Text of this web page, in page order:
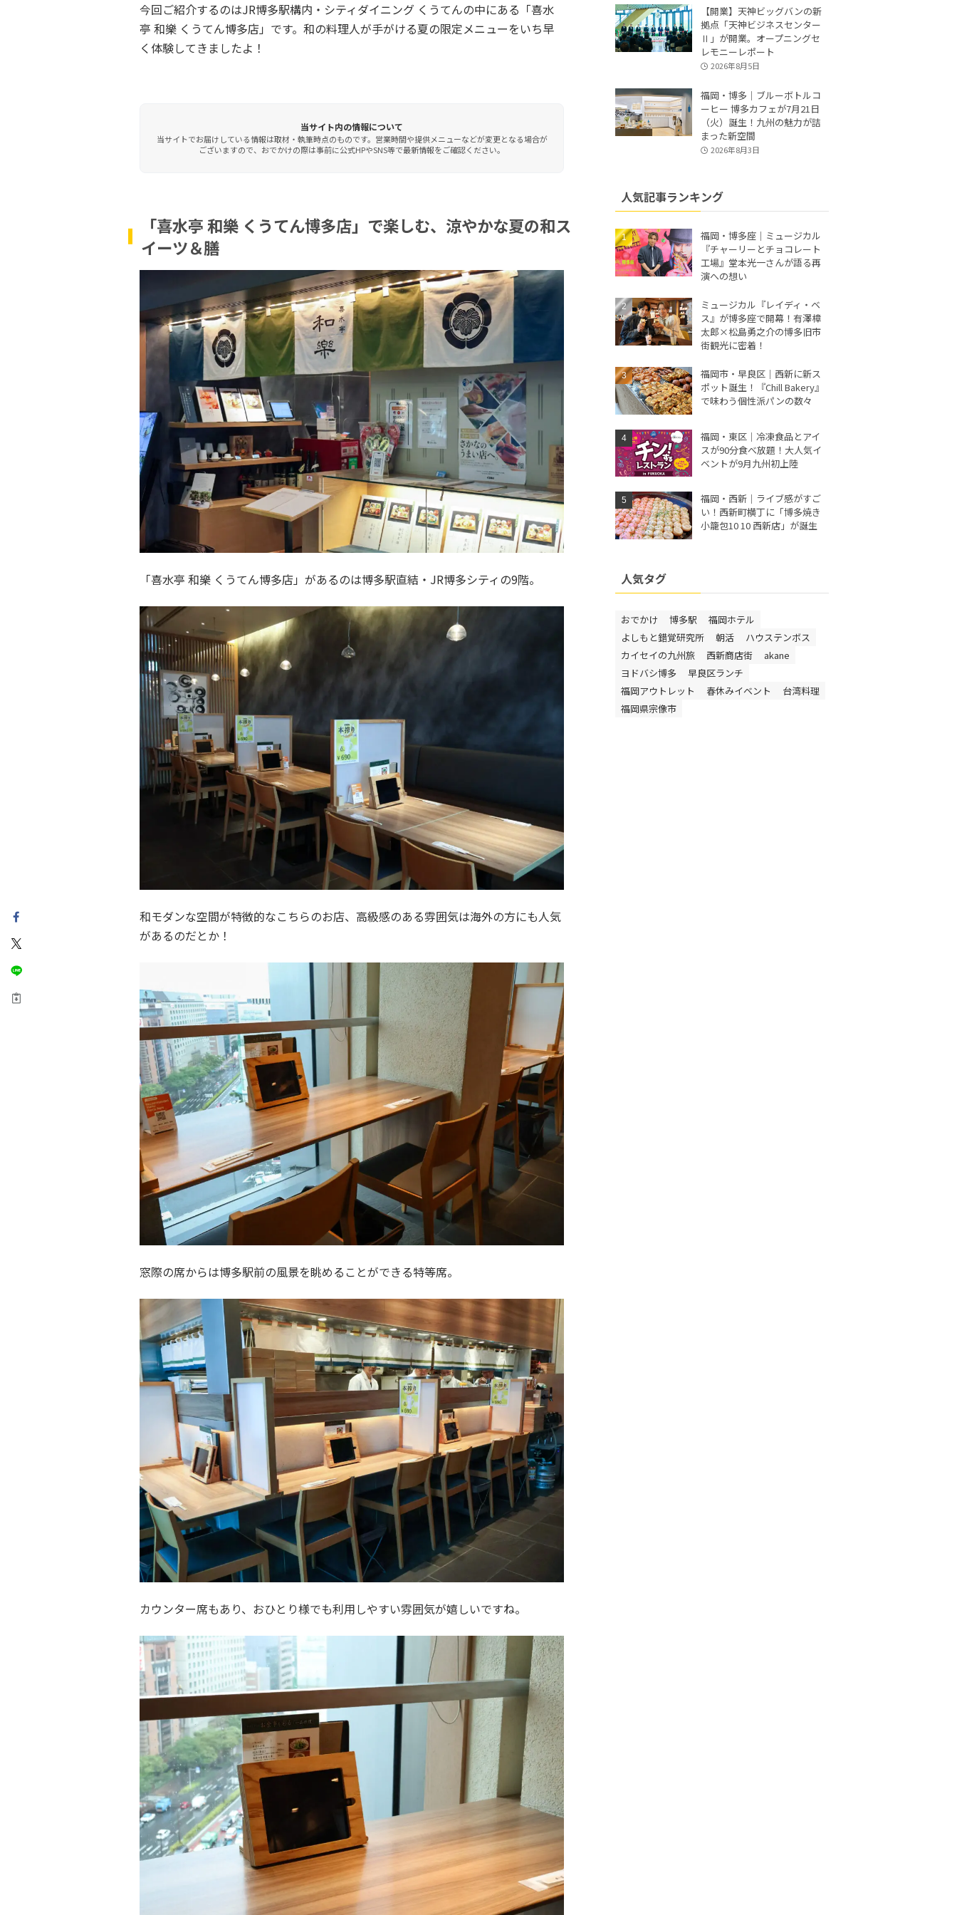
今回ご紹介するのはJR博多駅構内・シティダイニング くうてんの中にある「喜水
亭 和樂 くうてん博多店」です。和の料理人が手がける夏の限定メニューをいち早
く体験してきましたよ！
当サイト内の情報について
当サイトでお届けしている情報は取材・執筆時点のものです。営業時間や提供メニューなどが変更となる場合が
ございますので、おでかけの際は事前に公式HPやSNS等で最新情報をご確認ください。
「喜水亭 和樂 くうてん博多店」で楽しむ、涼やかな夏の和ス
イーツ＆膳
「喜水亭 和樂 くうてん博多店」があるのは博多駅直結・JR博多シティの9階。
和モダンな空間が特徴的なこちらのお店、高級感のある雰囲気は海外の方にも人気
があるのだとか！
窓際の席からは博多駅前の風景を眺めることができる特等席。
カウンター席もあり、おひとり様でも利用しやすい雰囲気が嬉しいですね。
【開業】天神ビッグバンの新
拠点「天神ビジネスセンター
Ⅱ」が開業。オープニングセ
レモニーレポート
2026年8月5日
福岡・博多｜ブルーボトルコ
ーヒー 博多カフェが7月21日
（火）誕生！九州の魅力が詰
まった新空間
2026年8月3日
人気記事ランキング
福岡・博多座｜ミュージカル
『チャーリーとチョコレート
工場』堂本光一さんが語る再
演への想い
ミュージカル『レイディ・ベ
ス』が博多座で開幕！有澤樟
太郎×松島勇之介の博多旧市
街観光に密着！
福岡市・早良区｜西新に新ス
ポット誕生！『Chill Bakery』
で味わう個性派パンの数々
福岡・東区｜冷凍食品とアイ
スが90分食べ放題！大人気イ
ベントが9月九州初上陸
福岡・西新｜ライブ感がすご
い！西新町横丁に「博多焼き
小籠包10 10 西新店」が誕生
人気タグ
おでかけ 博多駅
福岡ホテル
よしもと錯覚研究所
朝活
ハウステンボス
カイセイの九州旅
西新商店街
akane
ヨドバシ博多
早良区ランチ
福岡アウトレット
春休みイベント
台湾料理
福岡県宗像市